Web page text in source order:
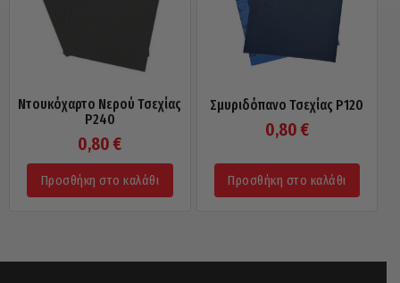
Ντουκόχαρτο Νερού Τσεχίας
P240
0,80€
Προσθήκη στο καλάθι
Σμυριδόπανο Τσεχίας P120
0,80 €
Προσθήκη στο καλάθι